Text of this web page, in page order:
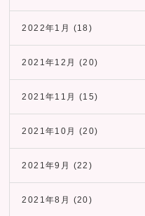
2022年1月 (18)
2021年12月 (20)
2021年11月 (15)
2021年10月 (20)
2021年9月 (22)
2021年8月 (20)